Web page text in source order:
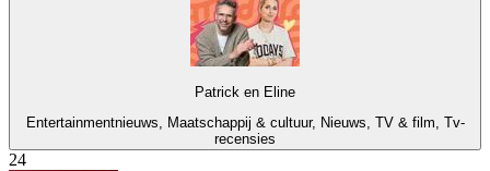
Patrick en Eline
Entertainmentnieuws, Maatschappij & cultuur, Nieuws, TV & film, Tv-
recensies
24